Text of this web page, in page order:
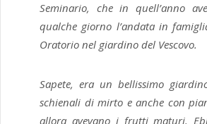
Seminario, che in quell’anno
qualche giorno l’andata in
Oratorio nel giardino del Vescovo.
Sapete, era un bellissimo
schienali di mirto e anche con
allora avevano i frutti maturi.